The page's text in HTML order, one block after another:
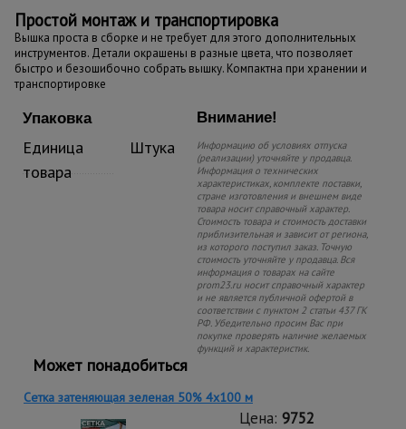
Простой монтаж и транспортировка
Вышка проста в сборке и не требует для этого дополнительных
инструментов. Детали окрашены в разные цвета, что позволяет
быстро и безошибочно собрать вышку. Компактна при хранении и
транспортировке
Упаковка
Единица
товара
Штука
Внимание!
Информацию об условиях отпуска
(реализации) уточняйте у продавца.
Информация о технических
характеристиках, комплекте поставки,
стране изготовления и внешнем виде
товара носит справочный характер.
Стоимость товара и стоимость доставки
приблизительная и зависит от региона,
из которого поступил заказ. Точную
стоимость уточняйте у продавца. Вся
информация о товарах на сайте
prom23.ru носит справочный характер
и не является публичной офертой в
соответствии с пунктом 2 статьи 437 ГК
РФ. Убедительно просим Вас при
покупке проверять наличие желаемых
функций и характеристик.
Может понадобиться
Сетка затеняющая зеленая 50% 4х100 м
Цена: 9752